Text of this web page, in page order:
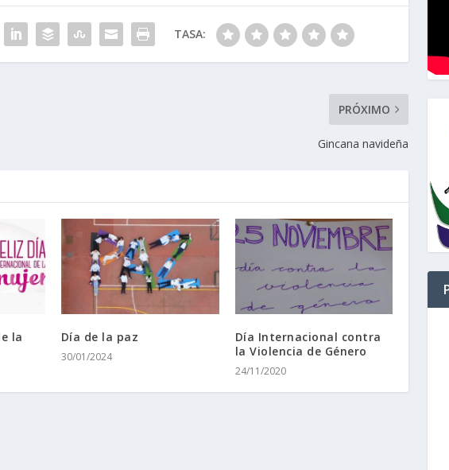
TASA:
PRÓXIMO
Gincana navideña
la
Día de la paz
30/01/2024
Día Internacional contra
la Violencia de Género
24/11/2020